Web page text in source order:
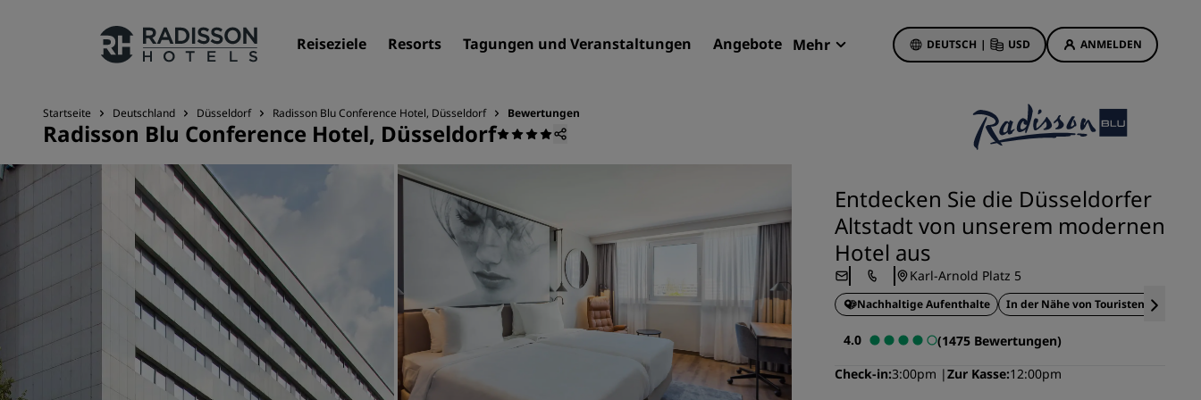
Reiseziele Resorts Tagungen und Veranstaltungen Angebote Mehr DEUTSCH | USD ANMELDEN
Unsere Marken
Marken von Radisson Hotels
Serviced Apartments
Neue und geplante Hotels
Tagungen und
Veranstaltungen
Entdecken Sie Radisson Meetings
Hotelangebote
Bonus für die erste Buchung
Deals of the Day
Unsere Angebote anzeigen
Reisevorschläge
Familienfreundliche Hotels
Startseite Deutschland Düsseldorf Radisson Blu Conference Hotel, Düsseldorf Bewertungen
Radisson Blu Conference Hotel, Düsseldorf
Entdecken Sie die Düsseldorfer
Altstadt von unserem modernen
Hotel aus
Karl-Arnold Platz 5
Nachhaltige Aufenthalte In der Nähe von
4.0
(1475 Bewertungen)
Check-in 3:00pm Zur Kasse 12:00pm